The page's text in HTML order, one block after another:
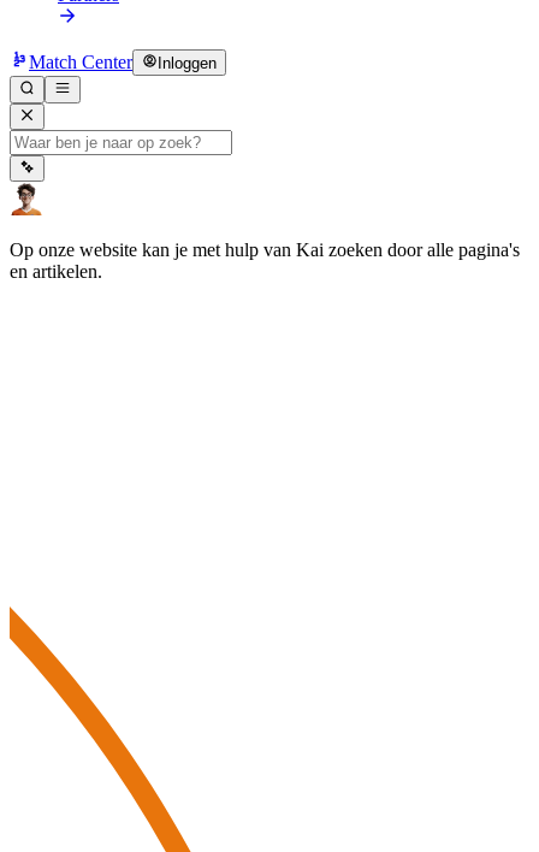
Match Center Inloggen
Op onze website kan je met hulp van Kai zoeken door alle pagina's
en artikelen.